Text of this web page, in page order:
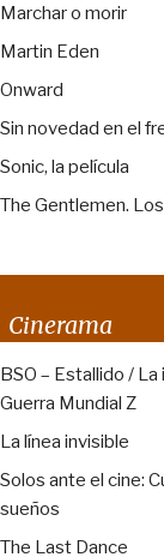
Marchar o morir
Martin Eden
Onward
Sin novedad en el
Sonic, la película
The Gentlemen.
Cinerama
BSO – Estallido /
Guerra Mundial Z
La línea invisible
Solos ante el cine:
sueños
The Last Dance